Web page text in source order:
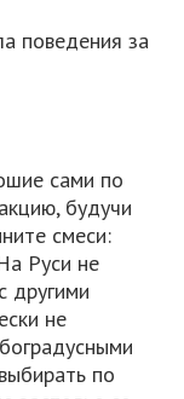
поведения за
сами по
будучи
смеси:
Руси не
другими
не
по